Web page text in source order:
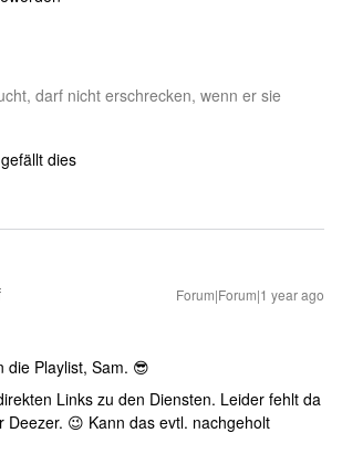
darf nicht erschrecken, wenn er sie
dies
Forum|Forum|1 year ago
die Playlist, Sam. 😎
Links zu den Diensten. Leider fehlt da
Deezer. 😉 Kann das evtl. nachgeholt